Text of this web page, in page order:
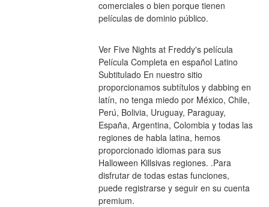
comerciales o bien porque tienen
películas de dominio público.
Ver Five Nights at Freddy's película
Película Completa en español Latino
Subtitulado En nuestro sitio
proporcionamos subtítulos y dabbing en
latín, no tenga miedo por México, Chile,
Perú, Bolivia, Uruguay, Paraguay,
España, Argentina, Colombia y todas las
regiones de habla latina, hemos
proporcionado idiomas para sus
Halloween Killsivas regiones. .Para
disfrutar de todas estas funciones,
puede registrarse y seguir en su cuenta
premium.